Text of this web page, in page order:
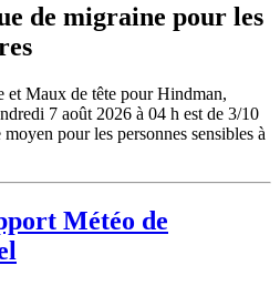
de migraine pour les
et Maux de tête pour Hindman,
7 août 2026 à 04 h est de 3/10
pour les personnes sensibles à
Météo de